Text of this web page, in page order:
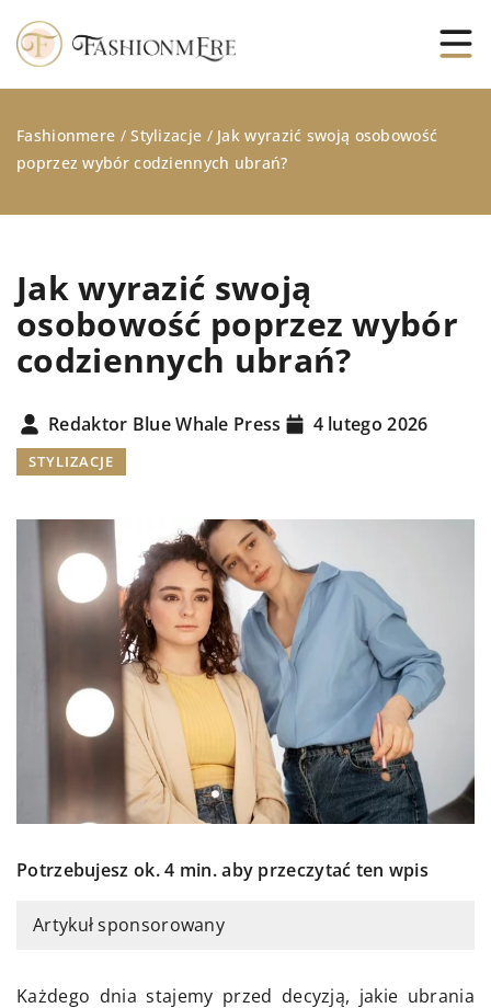
Fashionmere /Stylizacje / Jak wyrazić swoją osobowość
poprzez wybór codziennych ubrań?
Jak wyrazić swoją
osobowość poprzez wybór
codziennych ubrań?
Redaktor Blue Whale Press 4 lutego 2026
STYLIZACJE
Potrzebujesz ok. 4 min. aby przeczytać ten wpis
Artykuł sponsorowany
Każdego dnia stajemy przed decyzją, jakie ubrania